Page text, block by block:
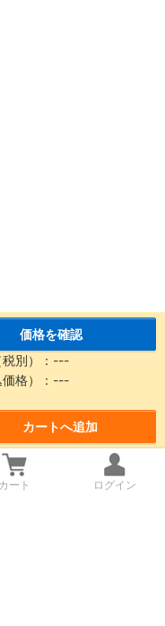
価格を確認
別）： ---
価格）： ---
カートへ追加
カート ログイン